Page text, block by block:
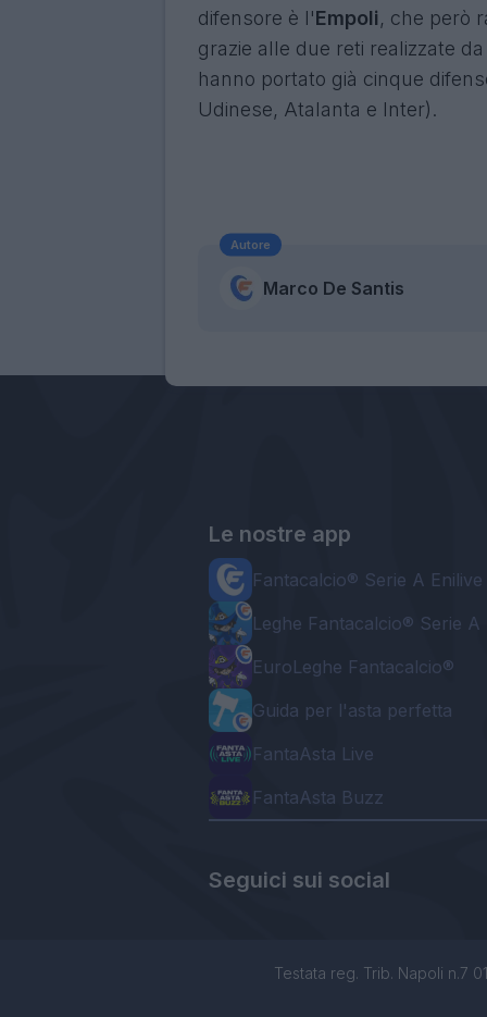
difensore è l'Empoli, che però
grazie alle due reti realizzate
hanno portato già cinque
Udinese, Atalanta e Inter).
Autore
Marco De Santis
Le nostre app
Fantacalcio® Serie A Enilive
Leghe Fantacalcio® Serie A
EuroLeghe Fantacalcio®
Guida per l'asta perfetta
FantaAsta Live
FantaAsta Buzz
Seguici sui social
Testata reg. Trib. Napoli n.7